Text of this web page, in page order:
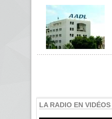
LA RADIO EN VIDÉOS